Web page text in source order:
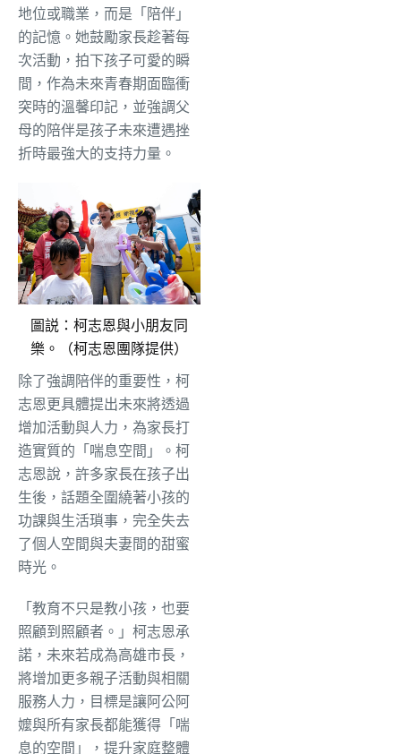
地位或職業，而是「陪伴」
的記憶。她鼓勵家長趁著每
次活動，拍下孩子可愛的瞬
間，作為未來青春期面臨衝
突時的溫馨印記，並強調父
母的陪伴是孩子未來遭遇挫
折時最強大的支持力量。
圖説：柯志恩與小朋友同
樂。（柯志恩團隊提供）
除了強調陪伴的重要性，柯
志恩更具體提出未來將透過
增加活動與人力，為家長打
造實質的「喘息空間」。柯
志恩說，許多家長在孩子出
生後，話題全圍繞著小孩的
功課與生活瑣事，完全失去
了個人空間與夫妻間的甜蜜
時光。
​「教育不只是教小孩，也要
照顧到照顧者。」柯志恩承
諾，未來若成為高雄市長，
將增加更多親子活動與相關
服務人力，目標是讓阿公阿
嬤與所有家長都能獲得「喘
息的空間」，提升家庭整體